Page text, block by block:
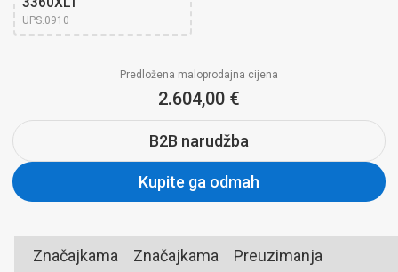
UPS.0910
Predložena maloprodajna cijena
2.604,00 €
B2B narudžba
Kupite ga odmah
Značajkama Značajkama Preuzimanja